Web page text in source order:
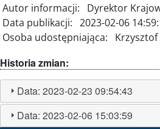
Autor informacji:
Dyrektor
Data publikacji: 2023-02-06
Osoba udostępniająca:
Krzysztof
Historia zmian:
Data:2023-02-23 09:54:43
Data:2023-02-06 15:03:59